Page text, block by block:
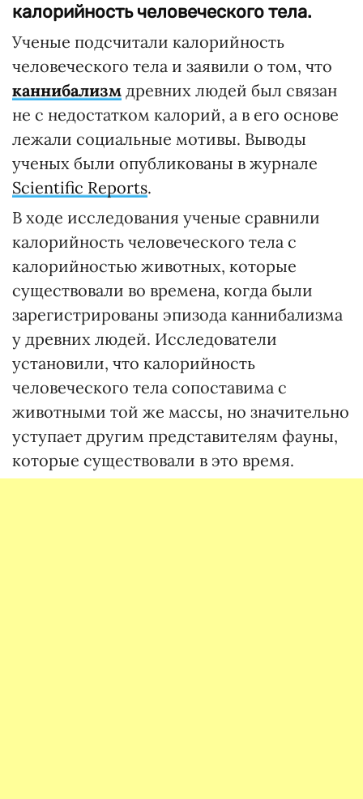
калорийность человеческого тела.
Ученые подсчитали калорийность
человеческого тела и заявили о том, что
каннибализм древних людей был связан
не с недостатком калорий, а в его основе
лежали социальные мотивы. Выводы
ученых были опубликованы в журнале
Scientific Reports.
В ходе исследования ученые сравнили
калорийность человеческого тела с
калорийностью животных, которые
существовали во времена, когда были
зарегистрированы эпизода каннибализма
у древних людей. Исследователи
установили, что калорийность
человеческого тела сопоставима с
животными той же массы, но значительно
уступает другим представителям фауны,
которые существовали в это время.